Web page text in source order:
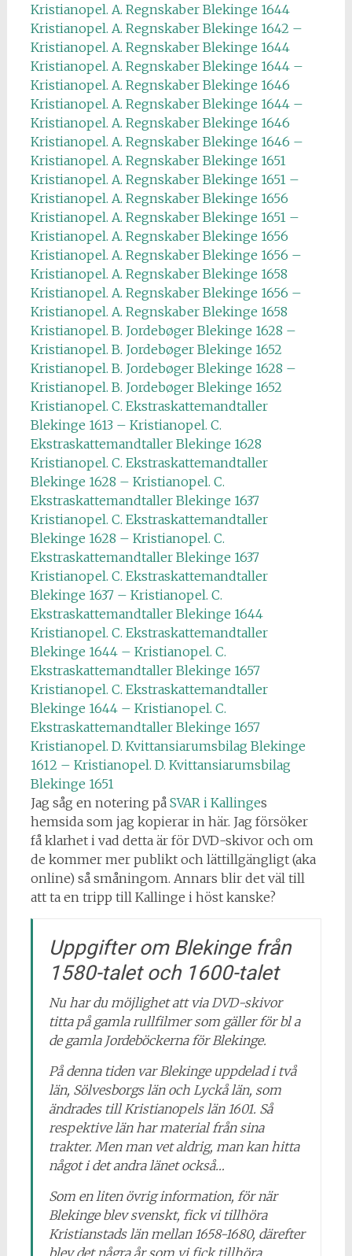
Kristianopel. A. Regnskaber Blekinge 1644
Kristianopel. A. Regnskaber Blekinge 1642 –
Kristianopel. A. Regnskaber Blekinge 1644
Kristianopel. A. Regnskaber Blekinge 1644 –
Kristianopel. A. Regnskaber Blekinge 1646
Kristianopel. A. Regnskaber Blekinge 1644 –
Kristianopel. A. Regnskaber Blekinge 1646
Kristianopel. A. Regnskaber Blekinge 1646 –
Kristianopel. A. Regnskaber Blekinge 1651
Kristianopel. A. Regnskaber Blekinge 1651 –
Kristianopel. A. Regnskaber Blekinge 1656
Kristianopel. A. Regnskaber Blekinge 1651 –
Kristianopel. A. Regnskaber Blekinge 1656
Kristianopel. A. Regnskaber Blekinge 1656 –
Kristianopel. A. Regnskaber Blekinge 1658
Kristianopel. A. Regnskaber Blekinge 1656 –
Kristianopel. A. Regnskaber Blekinge 1658
Kristianopel. B. Jordebøger Blekinge 1628 –
Kristianopel. B. Jordebøger Blekinge 1652
Kristianopel. B. Jordebøger Blekinge 1628 –
Kristianopel. B. Jordebøger Blekinge 1652
Kristianopel. C. Ekstraskattemandtaller
Blekinge 1613 – Kristianopel. C.
Ekstraskattemandtaller Blekinge 1628
Kristianopel. C. Ekstraskattemandtaller
Blekinge 1628 – Kristianopel. C.
Ekstraskattemandtaller Blekinge 1637
Kristianopel. C. Ekstraskattemandtaller
Blekinge 1628 – Kristianopel. C.
Ekstraskattemandtaller Blekinge 1637
Kristianopel. C. Ekstraskattemandtaller
Blekinge 1637 – Kristianopel. C.
Ekstraskattemandtaller Blekinge 1644
Kristianopel. C. Ekstraskattemandtaller
Blekinge 1644 – Kristianopel. C.
Ekstraskattemandtaller Blekinge 1657
Kristianopel. C. Ekstraskattemandtaller
Blekinge 1644 – Kristianopel. C.
Ekstraskattemandtaller Blekinge 1657
Kristianopel. D. Kvittansiarumsbilag Blekinge
1612 – Kristianopel. D. Kvittansiarumsbilag
Blekinge 1651
Jag såg en notering på SVAR i Kallinges
hemsida som jag kopierar in här. Jag försöker
få klarhet i vad detta är för DVD-skivor och om
de kommer mer publikt och lättillgängligt (aka
online) så småningom. Annars blir det väl till
att ta en tripp till Kallinge i höst kanske?
Uppgifter om Blekinge från
1580-talet och 1600-talet
Nu har du möjlighet att via DVD-skivor
titta på gamla rullfilmer som gäller för bl a
de gamla Jordeböckerna för Blekinge.
På denna tiden var Blekinge uppdelad i två
län, Sölvesborgs län och Lyckå län, som
ändrades till Kristianopels län 1601. Så
respektive län har material från sina
trakter. Men man vet aldrig, man kan hitta
något i det andra länet också…
Som en liten övrig information, för när
Blekinge blev svenskt, fick vi tillhöra
Kristianstads län mellan 1658-1680, därefter
blev det några år som vi fick tillhöra